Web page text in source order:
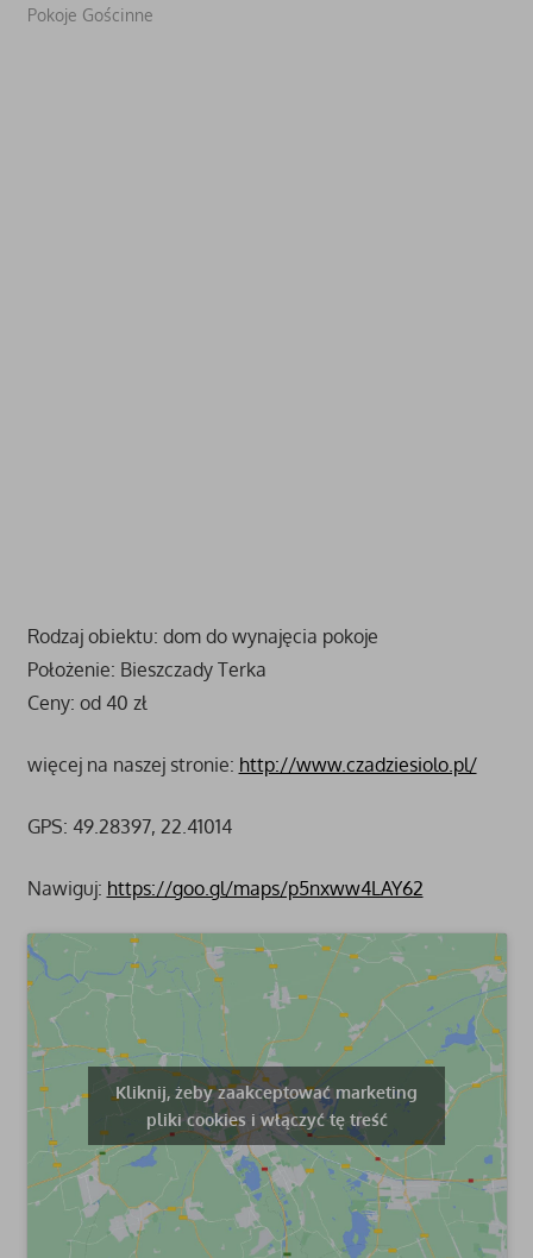
Pokoje Gościnne
Rodzaj obiektu: dom do wynajęcia pokoje
Położenie: Bieszczady Terka
Ceny: od 40 zł
więcej na naszej stronie: http://www.czadziesiolo.pl/
GPS: 49.28397, 22.41014
Nawiguj: https://goo.gl/maps/p5nxww4LAY62
Kliknij, żeby zaakceptować marketing
pliki cookies i włączyć tę treść